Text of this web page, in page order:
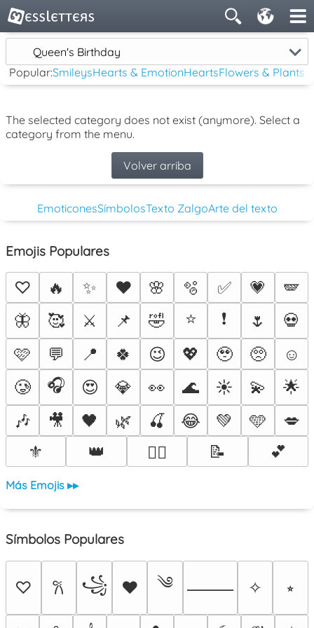
Queen's Birthday
Popular:SmileysHearts & EmotionHeartsFlowers & Plants
The selected category does not exist (anymore). Select a
category from the menu.
Volver arriba
EmoticonesSímbolosTexto ZalgoArte del texto
Emojis Populares
♡ 🔥 ✨ ❤️ 🌸 🫧 ✅ 💗
🪽
🦋
🥰 ⚔️ 📌 🤣 ⭐ ❗ 🌷
💀
🩷
💬 📍 🍀 😉 💖 🥹 🥺
☺️
🥲
🎧 😍 💎 👀 🌊 ☀️ 💫
🌟
🎶
🎥 🖤 🌿 🍒 😂 💚 🩵
💋
⚜️
👑 ❤️‍🔥 📝 💕
Más Emojis ▸▸
Símbolos Populares
♡ 𐙚 ꧁ ♥ ༄ ⸻ ✧ ⭒